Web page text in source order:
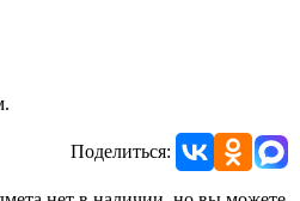
Поделиться: